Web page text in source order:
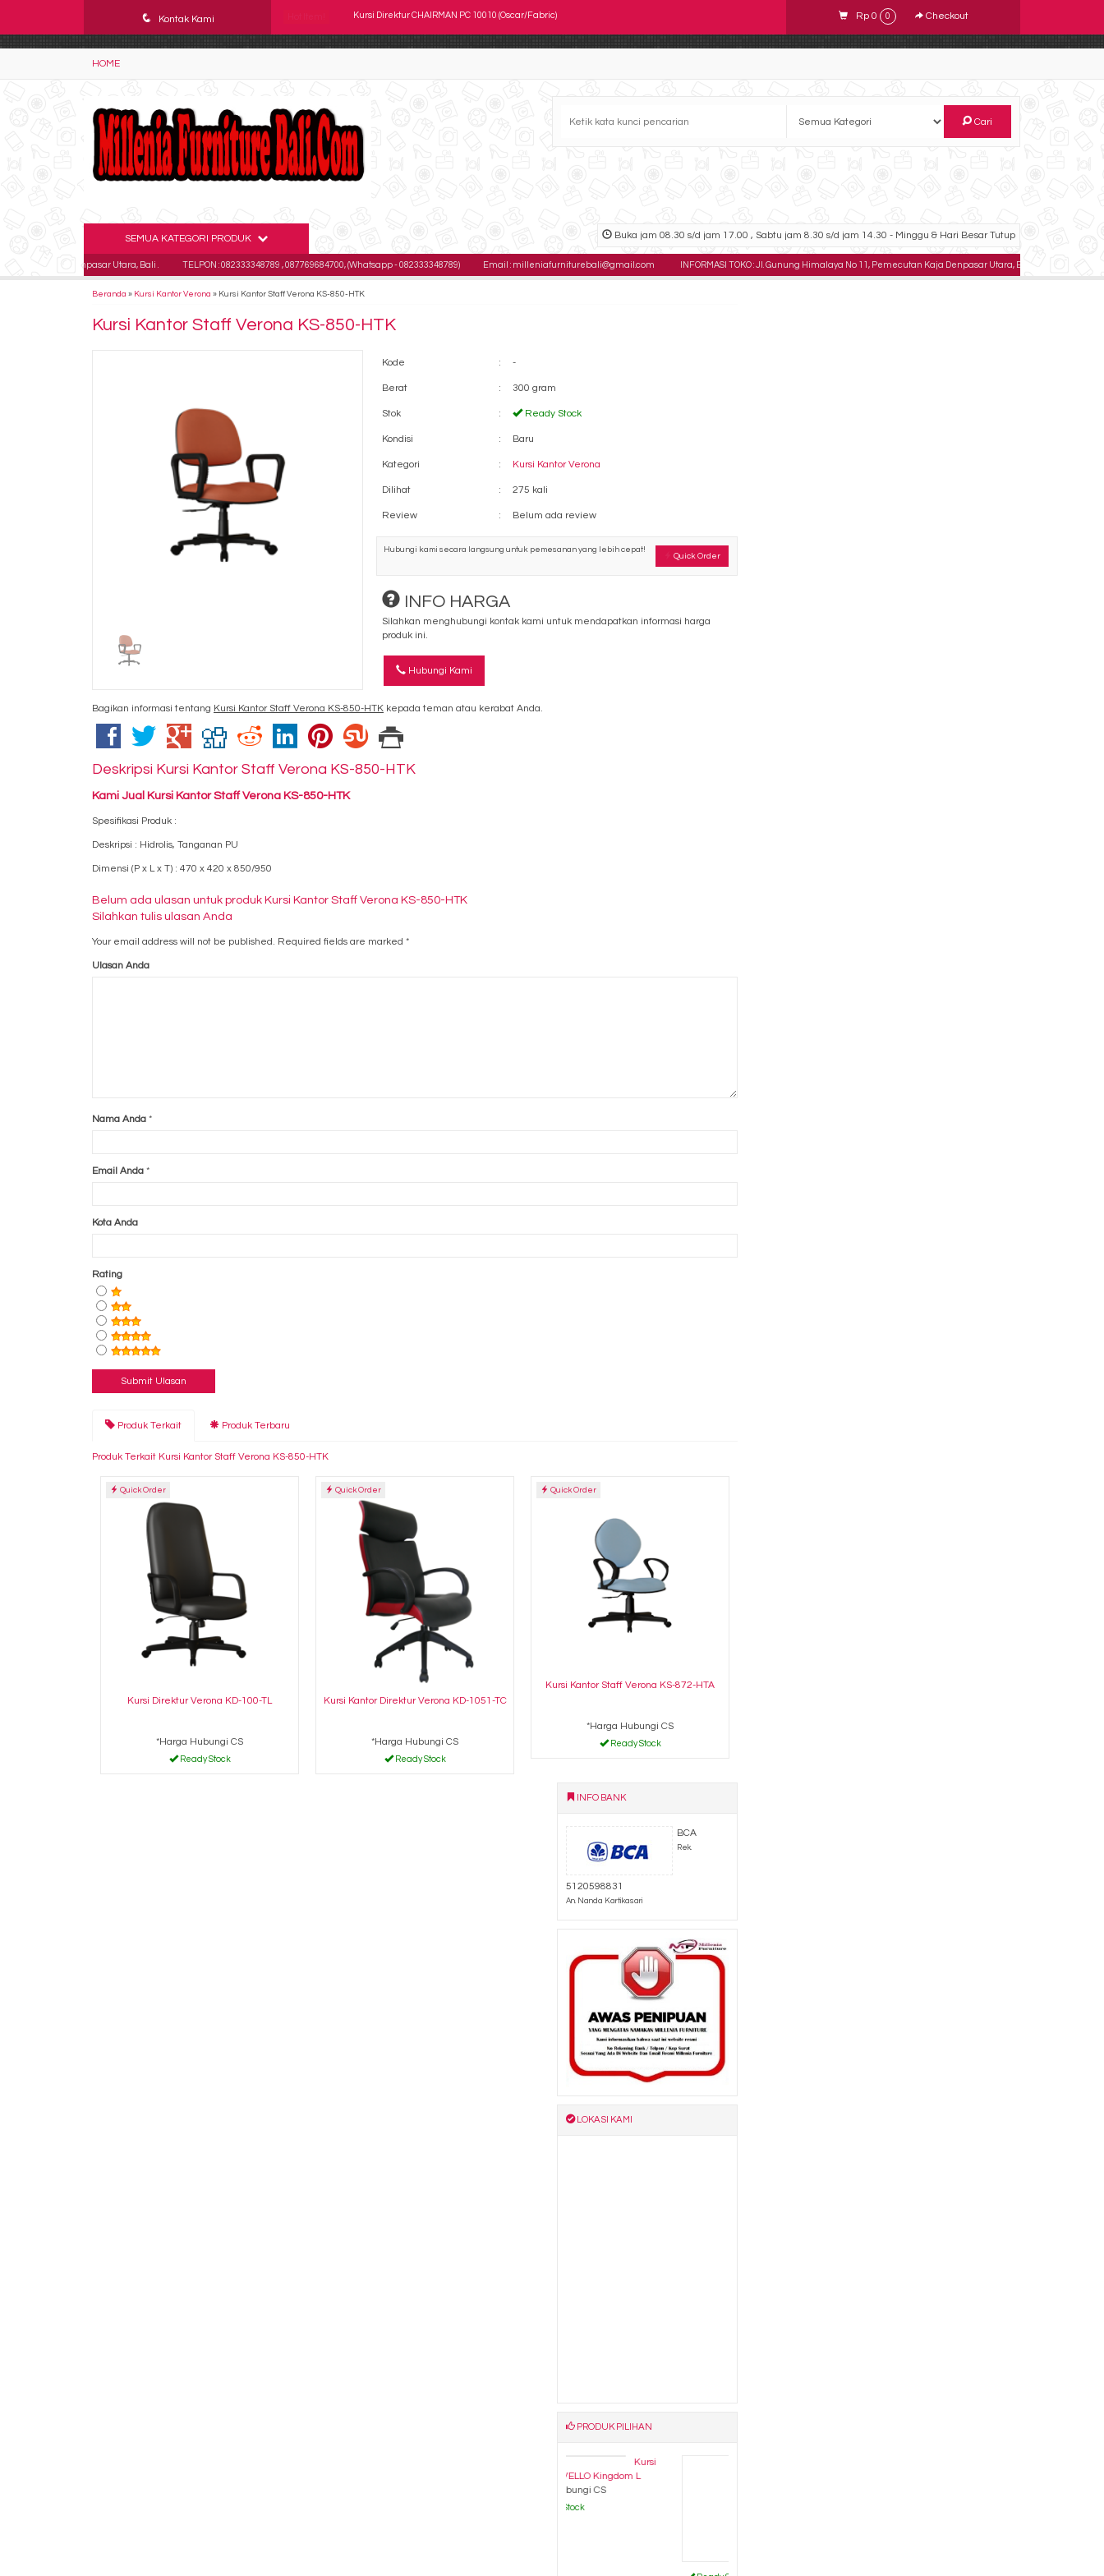
q
Kontak Kami Kursi Kantor Indachi D 830 U
Kursi Kantor Chairman TS 0603
Rp 0 0 Checkout
HOME
Cari
Buka jam 08.30 s/d jam 17.00 , Sabtu jam 8.30 s/d jam 14.30 - Minggu & Hari Besar Tutup
SEMUA KATEGORI PRODUK
Kaja Denpasar Utara, Bali . TELPON : 082333348789 , 087769684700, (Whatsapp - 082333348789) Email : milleniafurniturebali@gmail.com INFORMASI TOKO : Jl. Gunung Himalaya No 11, Pemecutan Kaja Denpasar Utara, Bali . TELPON :
Beranda » Kursi Kantor Verona » Kursi Kantor Staff Verona KS-850-HTK
Kursi Kantor Staff Verona KS-850-HTK
Kode : -
Berat : 300 gram
Stok : Ready Stock
Kondisi : Baru
Kategori : Kursi Kantor Verona
Dilihat : 275 kali
Review : Belum ada review
Quick Order
Hubungi kami secara langsung untuk pemesanan yang lebih cepat!
INFO HARGA
Silahkan menghubungi kontak kami untuk mendapatkan informasi harga
produk ini.
Hubungi Kami
Bagikan informasi tentang Kursi Kantor Staff Verona KS-850-HTK kepada teman atau kerabat Anda.
Deskripsi Kursi Kantor Staff Verona KS-850-HTK
Kami Jual Kursi Kantor Staff Verona KS-850-HTK
Spesifikasi Produk :
Deskripsi : Hidrolis, Tanganan PU
Dimensi (P x L x T) : 470 x 420 x 850/950
Belum ada ulasan untuk produk Kursi Kantor Staff Verona KS-850-HTK
Silahkan tulis ulasan Anda
Your email address will not be published. Required fields are marked *
Ulasan Anda
Nama Anda *
Email Anda *
Kota Anda
Rating
Produk Terkait Produk Terbaru
Produk Terkait Kursi Kantor Staff Verona KS-850-HTK
Quick Order
Kursi Direktur Verona KD-100-TL
*Harga Hubungi CS
Ready Stock
Quick Order
Kursi Kantor Direktur Verona KD-1051-TC
*Harga Hubungi CS
Ready Stock
Quick Order
Kursi Kantor Staff Verona KS-872-HTA
*Harga Hubungi CS
Ready Stock
INFO BANK
BCA
Rek.
5120598831
An. Nanda Kartikasari
LOKASI KAMI
PRODUK PILIHAN
Kantor INDACHI Capri New....
*Harga Hubungi CS
Ready Stock